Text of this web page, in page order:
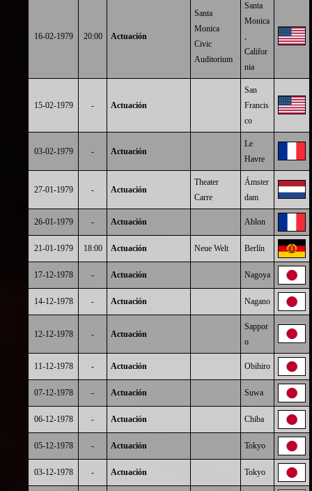
16-02-1979 20:00 Actuación
Santa
Monica
Civic
Auditorium
Santa
Monica
,
Califor
nia
15-02-1979 - Actuación
San
Francis
co
03-02-1979 - Actuación
Le
Havre
27-01-1979 - Actuación
Theater
Carre
Ámster
dam
26-01-1979 - Actuación Ablon
21-01-1979 18:00 Actuación Neue Welt Berlín
17-12-1978 - Actuación Nagoya
14-12-1978 - Actuación Nagano
12-12-1978 - Actuación
Sappor
o
11-12-1978 - Actuación Obihiro
07-12-1978 - Actuación Suwa
06-12-1978 - Actuación Chiba
05-12-1978 - Actuación Tokyo
03-12-1978 - Actuación Tokyo